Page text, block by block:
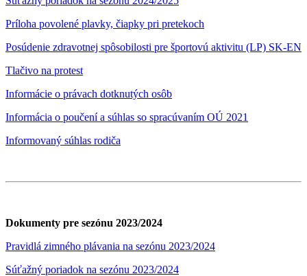
Príloha povolené plavky, čiapky pri pretekoch
Posúdenie zdravotnej spôsobilosti pre športovú aktivitu (LP) SK-EN
Tlačivo na protest
Informácie o právach dotknutých osôb
Informácia o poučení a súhlas so spracúvaním OÚ 2021
Informovaný súhlas rodiča
Dokumenty pre sezónu 2023/2024
Pravidlá zimného plávania na sezónu 2023/2024
Súťažný poriadok na sezónu 2023/2024